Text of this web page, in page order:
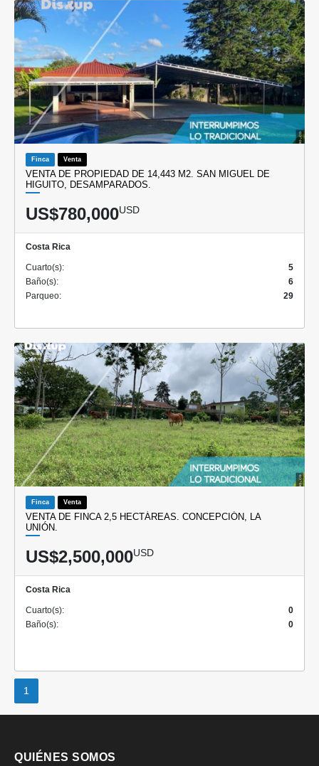
Finca Venta
VENTA DE PROPIEDAD DE 14,443 M2. SAN MIGUEL DE
HIGUITO, DESAMPARADOS.
US$780,000USD
Costa Rica
Cuarto(s):
5
Baño(s):
6
Parqueo:
29
Finca Venta
VENTA DE FINCA 2,5 HECTÁREAS. CONCEPCIÓN, LA
UNIÓN.
US$2,500,000USD
Costa Rica
Cuarto(s):
0
Baño(s):
0
1
QUIÉNES SOMOS